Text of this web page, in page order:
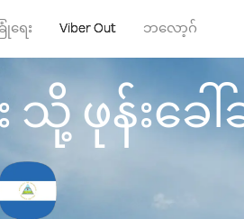
ရေး Viber Out ဘလော့ဂ်
သို့ ဖုန်းခေ